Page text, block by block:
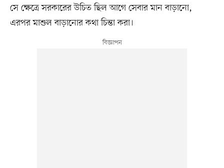
সে ক্ষেত্রে সরকারের উচিত ছিল আগে সেবার মান বাড়ানো,
এরপর মাশুল বাড়ানোর কথা চিন্তা করা।